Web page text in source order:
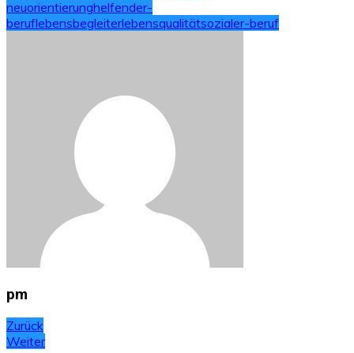
neuorientierunghelfender-
beruflebensbegleiterlebensqualitätsozialer-beruf
pm
Beitragsnavigation
Zurück
Weiter